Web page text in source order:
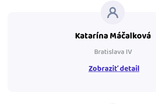
Katarína Máčalková
Bratislava IV
Zobraziť detail